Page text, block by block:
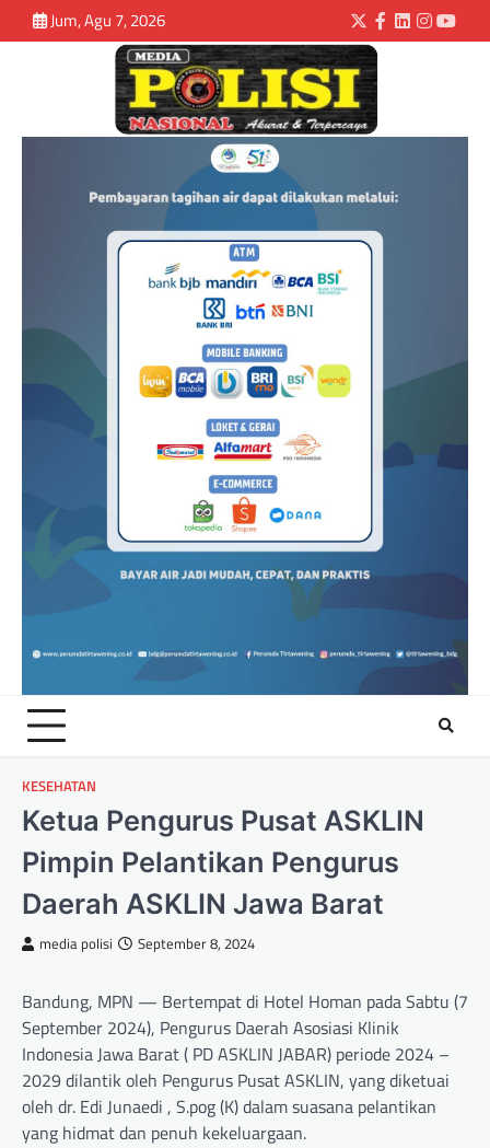
Jum, Agu 7, 2026
KESEHATAN
Ketua Pengurus Pusat ASKLIN
Pimpin Pelantikan Pengurus
Daerah ASKLIN Jawa Barat
media polisi September 8, 2024
Bandung, MPN — Bertempat di Hotel Homan pada Sabtu (7
September 2024), Pengurus Daerah Asosiasi Klinik
Indonesia Jawa Barat ( PD ASKLIN JABAR) periode 2024 –
2029 dilantik oleh Pengurus Pusat ASKLIN, yang diketuai
oleh dr. Edi Junaedi , S.pog (K) dalam suasana pelantikan
yang hidmat dan penuh kekeluargaan.